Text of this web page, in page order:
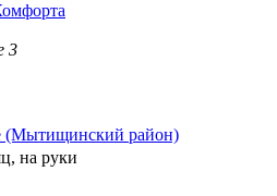
3
(Мытищинский район)
на руки